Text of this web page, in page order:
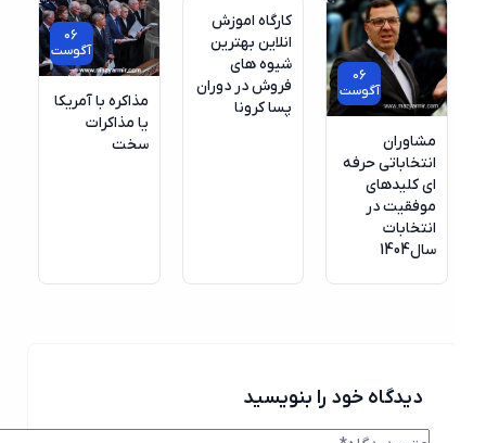
06
آگوست
مشاوران
انتخاباتی حرفه
ای کلیدهای
موفقیت در
انتخابات
کارگاه اموزش
انلاین بهترین
شیوه های
فروش در دوران
پسا کرونا
06
آگوست
مذاکره با آمریکا
یا مذاکرات
سخت
دیدگاه خود را بنویسید